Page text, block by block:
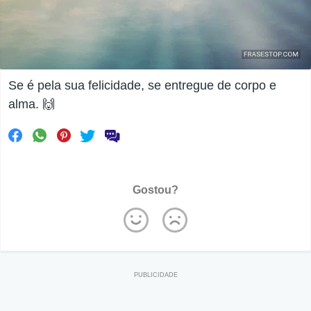
Se é pela sua felicidade, se entregue de corpo e
alma. 🙌
Gostou?